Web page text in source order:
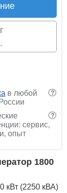
?
в любой
?
сервис,
опыт
1800
кВт (2250 кВА)